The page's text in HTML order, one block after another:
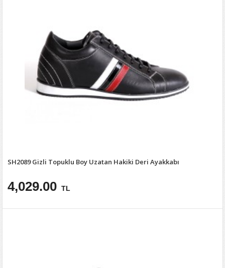
SH2089 Gizli Topuklu Boy Uzatan Hakiki Deri Ayakkabı
4,029.00 TL